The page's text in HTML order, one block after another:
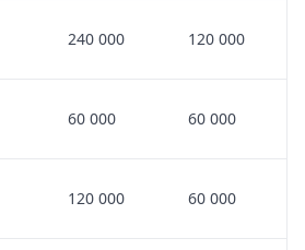
240 000 120 000
60 000 60 000
120 000 60 000